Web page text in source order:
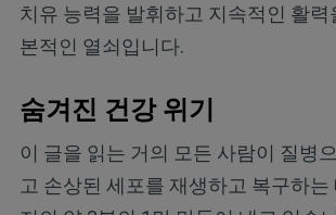
치유 능력을 발휘하고 지속적인 활력
본적인 열쇠입니다.
숨겨진 건강 위기
이 글을 읽는 거의 모든 사람이 질병
고 손상된 세포를 재생하고 복구하는